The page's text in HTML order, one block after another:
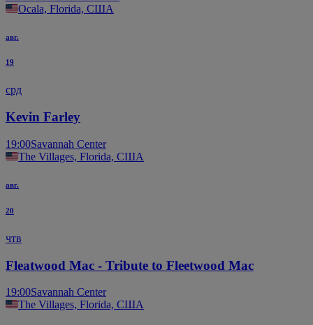
Ocala, Florida, США
авг.
19
срд
Kevin Farley
19:00Savannah Center
The Villages, Florida, США
авг.
20
чтв
Fleatwood Mac - Tribute to Fleetwood Mac
19:00Savannah Center
The Villages, Florida, США